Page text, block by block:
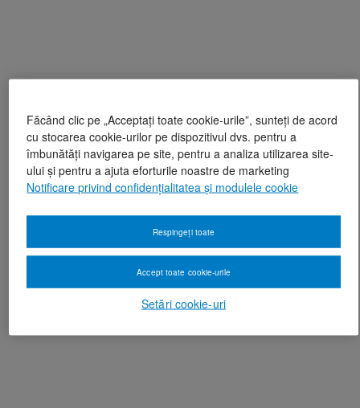
Făcând clic pe „Acceptați toate cookie-urile”, sunteți de acord
cu stocarea cookie-urilor pe dispozitivul dvs. pentru a
îmbunătăți navigarea pe site, pentru a analiza utilizarea site-
ului și pentru a ajuta eforturile noastre de marketing
Notificare privind confidențialitatea și modulele cookie
Setări cookie-uri
Respingeți toate
Accept toate cookie-urile